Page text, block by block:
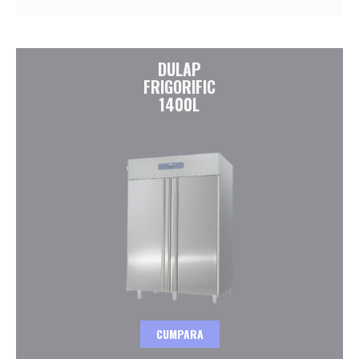
DULAP
FRIGORIFIC
1400L
CUMPARA